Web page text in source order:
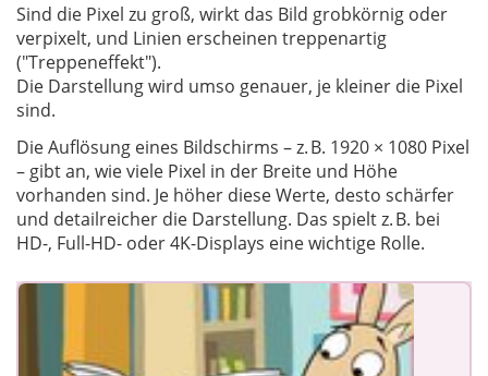
Sind die Pixel zu groß, wirkt das Bild grobkörnig oder
verpixelt, und Linien erscheinen treppenartig
("Treppeneffekt").
Die Darstellung wird umso genauer, je kleiner die Pixel
sind.
Die Auflösung eines Bildschirms – z. B. 1920 × 1080 Pixel
– gibt an, wie viele Pixel in der Breite und Höhe
vorhanden sind. Je höher diese Werte, desto schärfer
und detailreicher die Darstellung. Das spielt z. B. bei
HD-, Full-HD- oder 4K-Displays eine wichtige Rolle.